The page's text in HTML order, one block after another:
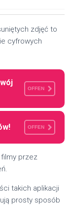
G
O
zdjęć to
cyfrowych
OFFEN
OFFEN
przez
takich aplikacji
prosty sposób